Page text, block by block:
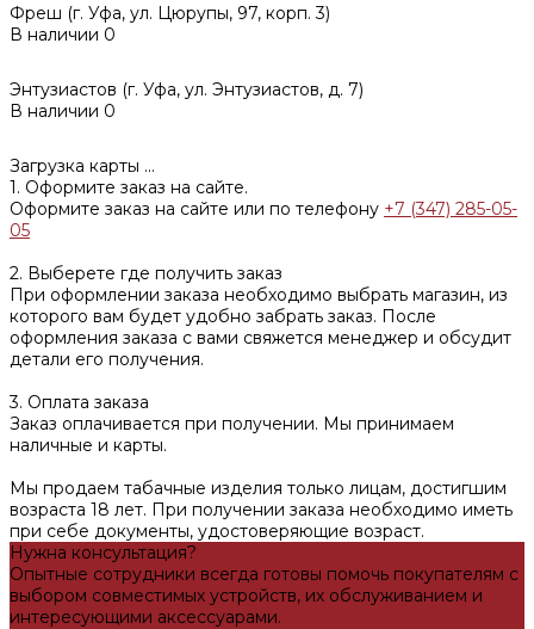
Фреш (г‌. Уфа, ул. Цюрупы, 97, корп. 3)
В наличии 0
Энтузиастов (г. Уфа, ул. Энтузиастов, д. 7)
В наличии 0
Загрузка карты ...
1. Оформите заказ на сайте.
Оформите заказ на сайте или по телефону +7 (347) 285-05-
05
2. Выберете где получить заказ
При оформлении заказа необходимо выбрать магазин, из
которого вам будет удобно забрать заказ. После
оформления заказа с вами свяжется менеджер и обсудит
детали его получения.
3. Оплата заказа
Заказ оплачивается при получении. Мы принимаем
наличные и карты.
Мы продаем табачные изделия только лицам, достигшим
возраста 18 лет. При получении заказа необходимо иметь
при себе документы, удостоверяющие возраст.
Нужна консультация?
Опытные сотрудники всегда готовы помочь покупателям с
выбором совместимых устройств, их обслуживанием и
интересующими аксессуарами.